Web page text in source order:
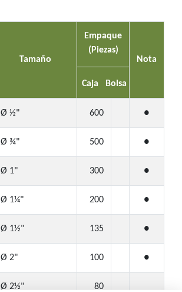
Tamaño
Empaque
(Piezas)
Caja Bolsa
Nota
Ø ½" 600 ●
Ø ¾" 500 ●
Ø 1" 300 ●
Ø 1¼" 200 ●
Ø 1½" 135 ●
Ø 2" 100 ●
Ø 2½" 80